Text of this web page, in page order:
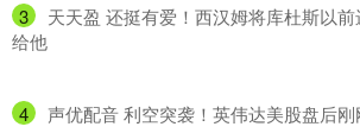
3
天天盈 还挺有爱！西汉姆将库杜斯以
给他
4 声优配音 利空突袭！英伟达美股盘后刚